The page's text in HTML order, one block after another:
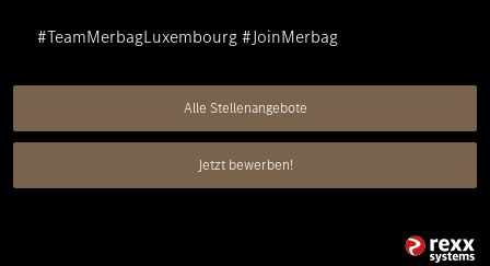
#TeamMerbagLuxembourg #JoinMerbag
Alle Stellenangebote
Jetzt bewerben!